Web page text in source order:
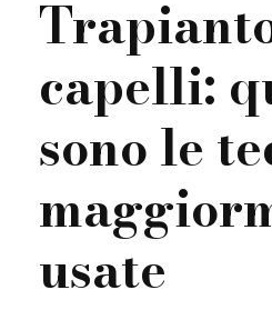
capelli:
sono le
usate